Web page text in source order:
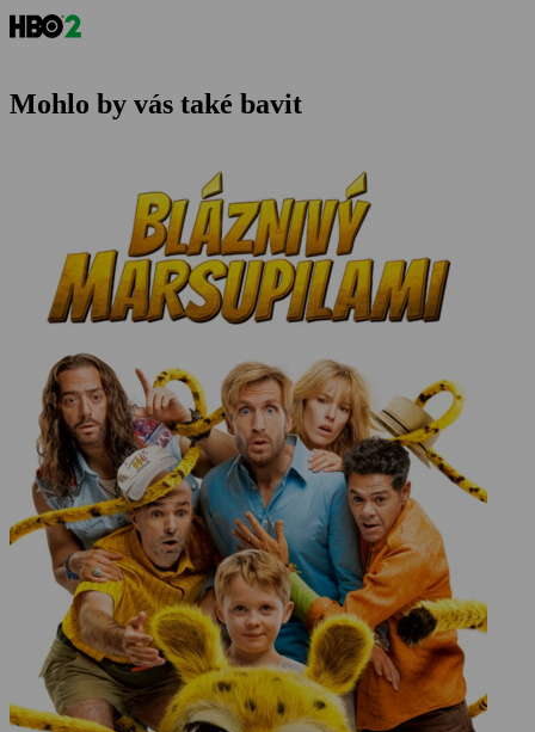
Mohlo by vás také bavit